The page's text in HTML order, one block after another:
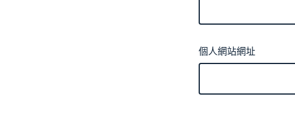
個人網站網址